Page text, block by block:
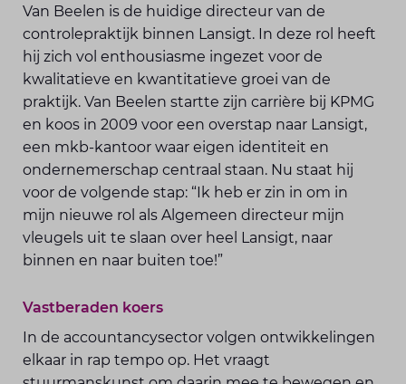
Van Beelen is de huidige directeur van de
controlepraktijk binnen Lansigt. In deze rol heeft
hij zich vol enthousiasme ingezet voor de
kwalitatieve en kwantitatieve groei van de
praktijk. Van Beelen startte zijn carrière bij KPMG
en koos in 2009 voor een overstap naar Lansigt,
een mkb-kantoor waar eigen identiteit en
ondernemerschap centraal staan. Nu staat hij
voor de volgende stap: “Ik heb er zin in om in
mijn nieuwe rol als Algemeen directeur mijn
vleugels uit te slaan over heel Lansigt, naar
binnen en naar buiten toe!”
Vastberaden koers
In de accountancysector volgen ontwikkelingen
elkaar in rap tempo op. Het vraagt